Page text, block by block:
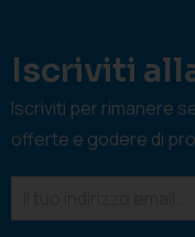
Iscriviti
Iscriviti per rimanere
offerte e godere di